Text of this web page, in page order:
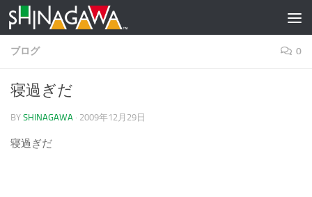
コンテンツへスキップ
ブログ 0
寝過ぎだ
BY SHINAGAWA · 2009年12月29日
寝過ぎだ